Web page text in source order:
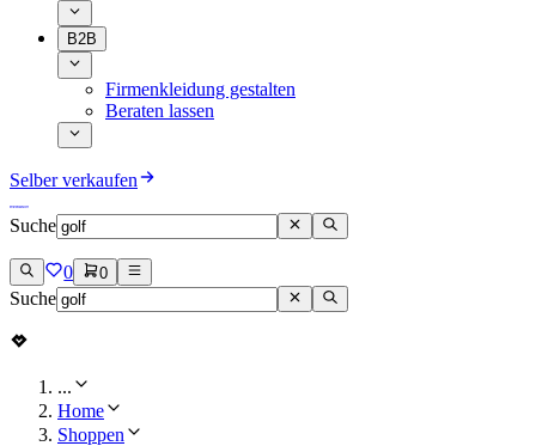
B2B
Firmenkleidung gestalten
Beraten lassen
Selber verkaufen
Suche
0 0
Suche
...
Home
Shoppen